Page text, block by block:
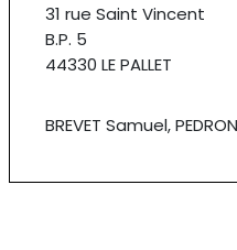
31 rue Saint Vincent
B.P. 5
44330 LE PALLET
BREVET Samuel,